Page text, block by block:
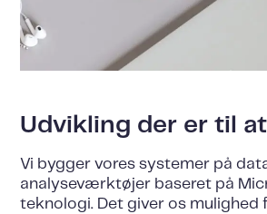
Udvikling der er til
Vi bygger vores systemer på
analyseværktøjer baseret på
teknologi. Det giver os mulighed